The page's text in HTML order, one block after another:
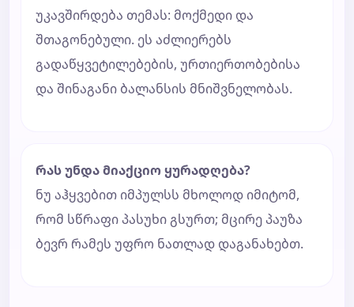
უკავშირდება თემას: მოქმედი და
შთაგონებული. ეს აძლიერებს
გადაწყვეტილებების, ურთიერთობებისა
და შინაგანი ბალანსის მნიშვნელობას.
რას უნდა მიაქციო ყურადღება?
ნუ აჰყვებით იმპულსს მხოლოდ იმიტომ,
რომ სწრაფი პასუხი გსურთ; მცირე პაუზა
ბევრ რამეს უფრო ნათლად დაგანახებთ.